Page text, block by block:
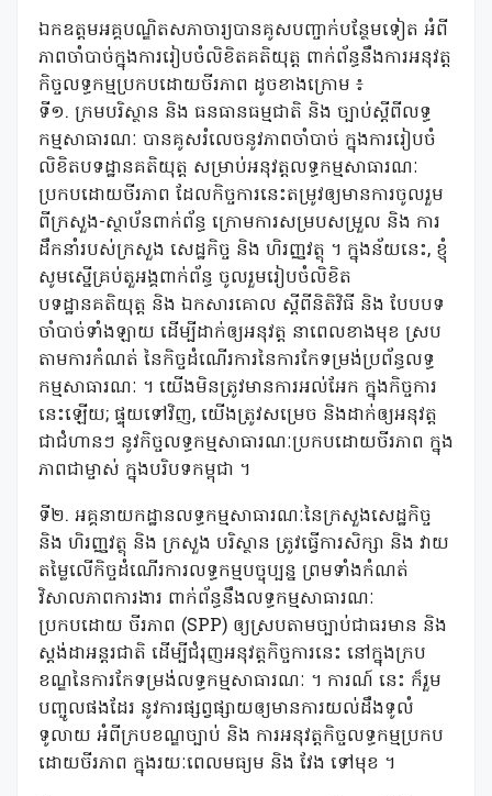
ឯកឧត្តមអគ្គបណ្ឌិតសភាចារ្យបានគូសបញ្ចាក់បន្ថែមទៀត អំពី
ភាពចាំបាច់ក្នុងការរៀបចំលិខិតគតិយុត្ត ពាក់ព័ន្ធនឹងការអនុវត្ត
កិច្ចលទ្ធកម្មប្រកបដោយចីរភាព ដូចខាងក្រោម ៖
ទី១. ក្រមបរិស្ថាន និង ធនធានធម្មជាតិ និង ច្បាប់ស្តីពីលទ្ធ
កម្មសាធារណៈ បានគូសរំលេចនូវភាពចាំបាច់ ក្នុងការរៀបចំ
លិខិតបទដ្ឋានគតិយុត្ត សម្រាប់អនុវត្តលទ្ធកម្មសាធារណៈ
ប្រកបដោយចីរភាព ដែលកិច្ចការនេះតម្រូវឲ្យមានការចូលរួម
ពីក្រសួង-ស្ថាប័នពាក់ព័ន្ធ ក្រោមការសម្របសម្រួល និង ការ
ដឹកនាំរបស់ក្រសួង សេដ្ឋកិច្ច និង ហិរញ្ញវត្ថុ ។ ក្នុងន័យនេះ, ខ្ញុំ
សូមស្នើគ្រប់តួអង្គពាក់ព័ន្ធ ចូលរួមរៀបចំលិខិត
បទដ្ឋានគតិយុត្ត និង ឯកសារគោល ស្តីពីនិតិវិធី និង បែបបទ
ចាំបាច់ទាំងឡាយ ដើម្បីដាក់ឲ្យអនុវត្ត នាពេលខាងមុខ ស្រប
តាមការកំណត់ នៃកិច្ចដំណើរការនៃការកែទម្រង់ប្រព័ន្ធលទ្ធ
កម្មសាធារណៈ ។ យើងមិនត្រូវមានការអល់អែក ក្នុងកិច្ចការ
នេះឡើយ; ផ្ទុយទៅវិញ, យើងត្រូវសម្រេច និងដាក់ឲ្យអនុវត្ត
ជាជំហានៗ នូវកិច្ចលទ្ធកម្មសាធារណៈប្រកបដោយចីរភាព ក្នុង
ភាពជាម្ចាស់ ក្នុងបរិបទកម្ពុជា ។
ទី២. អគ្គនាយកដ្ឋានលទ្ធកម្មសាធារណៈនៃក្រសួងសេដ្ឋកិច្ច
និង ហិរញ្ញវត្ថុ និង ក្រសួង បរិស្ថាន ត្រូវធ្វើការសិក្សា និង វាយ
តម្លៃលើកិច្ចដំណើរការលទ្ធកម្មបច្ចុប្បន្ន ព្រមទាំងកំណត់
វិសាលភាពការងារ ពាក់ព័ន្ធនឹងលទ្ធកម្មសាធារណៈ
ប្រកបដោយ ចីរភាព (SPP) ឲ្យស្របតាមច្បាប់ជាធរមាន និង
ស្តង់ដាអន្តរជាតិ ដើម្បីជំរុញអនុវត្តកិច្ចការនេះ នៅក្នុងក្រប
ខណ្ឌនៃការកែទម្រង់លទ្ធកម្មសាធារណៈ ។ ការណ៍ នេះ ក៏រួម
បញ្ចូលផងដែរ នូវការផ្សព្វផ្សាយឲ្យមានការយល់ដឹងទូលំ
ទូលាយ អំពីក្របខណ្ឌច្បាប់ និង ការអនុវត្តកិច្ចលទ្ធកម្មប្រកប
ដោយចីរភាព ក្នុងរយៈពេលមធ្យម និង វែង ទៅមុខ ។